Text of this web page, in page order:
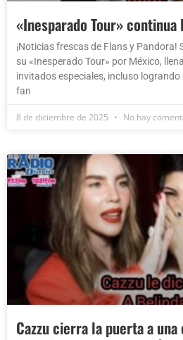
«Inesparado Tour» continua
¡Noticias frescas de Flans y Pandora!
su «Inesperado Tour» por México,
invitados especiales, incluso logrando
fan
8 de diciembre de 2025 No hay
Cazzu cierra la puerta a